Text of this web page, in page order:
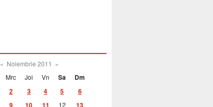
« Noiembrie 2011 »
Mrc Joi Vn Sa
Dm
2 3 4 5
6
9 10 11 12
13